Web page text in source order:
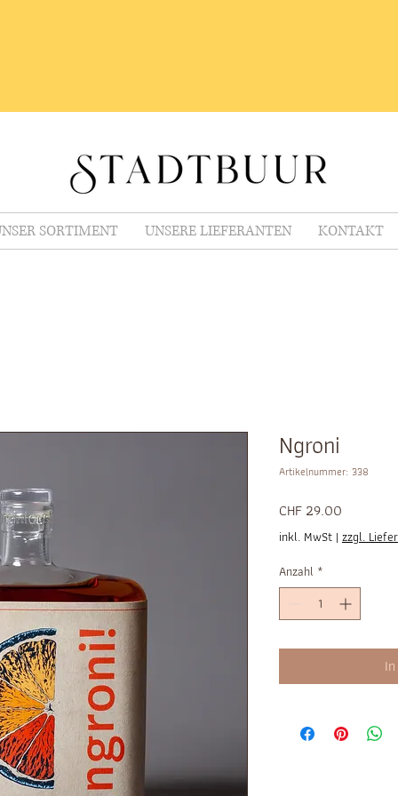
SORTIMENT UNSERE LIEFERANTEN KONTAKT
Ngroni
Artikelnummer: 338
CHF 29.00
inkl. MwSt | zzgl.
Anzahl *